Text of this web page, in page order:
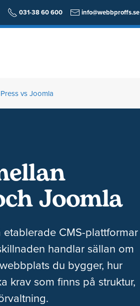
031-38 60 600 info@webbproffs.se
vs Joomla
Joomla
CMS-plattformar
handlar sällan om
du bygger, hur
krav som finns på struktur,